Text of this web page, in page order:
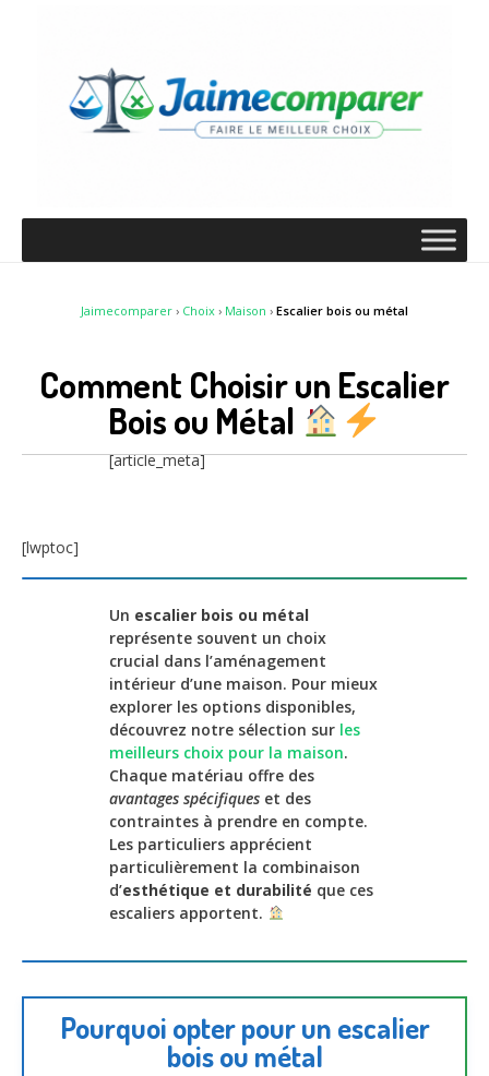
Jaimecomparer › Choix › Maison › Escalier bois ou métal
Comment Choisir un Escalier
Bois ou Métal
[article_meta]
[lwptoc]
Un escalier bois ou métal
représente souvent un choix
crucial dans l’aménagement
intérieur d’une maison. Pour mieux
explorer les options disponibles,
découvrez notre sélection sur les
meilleurs choix pour la maison.
Chaque matériau offre des
avantages spécifiques et des
contraintes à prendre en compte.
Les particuliers apprécient
particulièrement la combinaison
d’esthétique et durabilité que ces
escaliers apportent.
Pourquoi opter pour un escalier
bois ou métal